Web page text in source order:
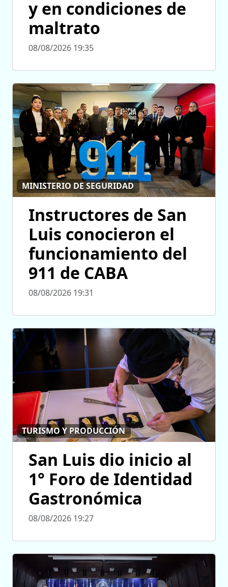
y en condiciones de
maltrato
08/08/2026 19:35
MINISTERIO DE SEGURIDAD
Instructores de San
Luis conocieron el
funcionamiento del
911 de CABA
08/08/2026 19:31
TURISMO Y PRODUCCIÓN
San Luis dio inicio al
1° Foro de Identidad
Gastronómica
08/08/2026 19:27